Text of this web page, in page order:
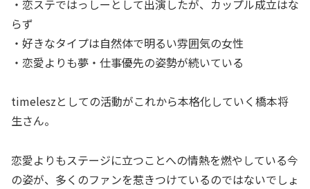
・恋ステではっしーとして出演したが、カップル成立はな
らず
・好きなタイプは自然体で明るい雰囲気の女性
・恋愛よりも夢・仕事優先の姿勢が続いている
timeleszとしての活動がこれから本格化していく橋本将
生さん。
恋愛よりもステージに立つことへの情熱を燃やしている今
の姿が、多くのファンを惹きつけているのではないでしょ